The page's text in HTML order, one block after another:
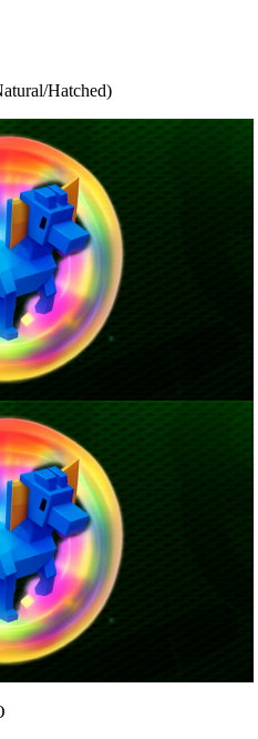
Hatched)